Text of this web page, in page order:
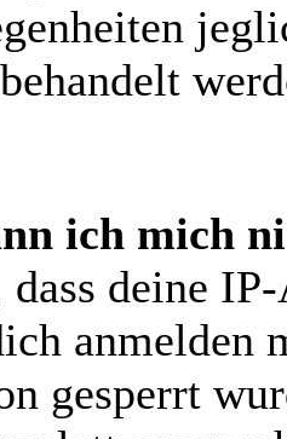
ich mich
dass deine
anmelden
gesperrt